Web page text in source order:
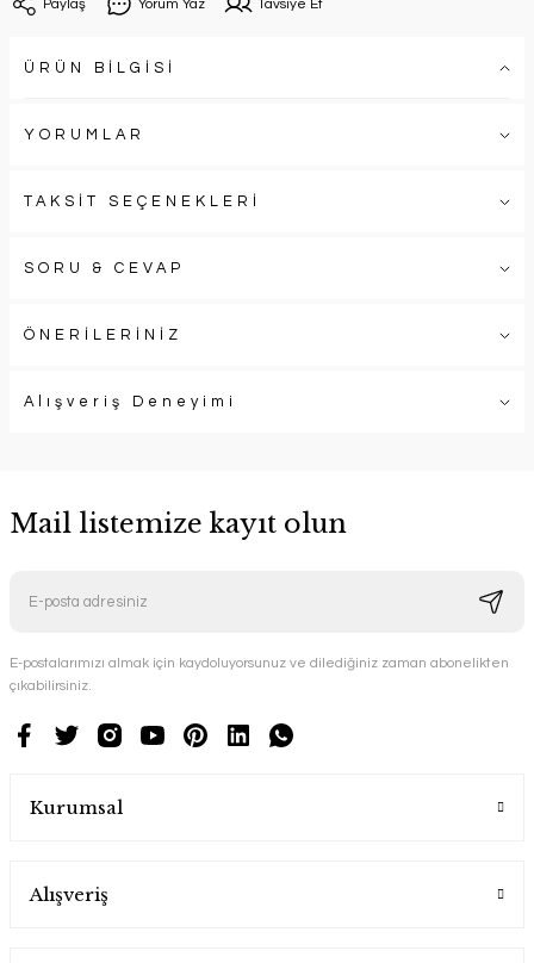
Paylaş Yorum Yaz Tavsiye Et
ÜRÜN BİLGİSİ
YORUMLAR
TAKSİT SEÇENEKLERİ
SORU & CEVAP
ÖNERİLERİNİZ
Alışveriş Deneyimi
Mail listemize kayıt olun
E-postalarımızı almak için kaydoluyorsunuz ve dilediğiniz zaman abonelikten
çıkabilirsiniz.
Kurumsal
Alışveriş